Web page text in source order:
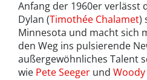
Anfang der 1960er verlässt
Dylan (Timothée Chalamet)
Minnesota und macht sich
den Weg ins pulsierende
außergewöhnliches Talent
wie Pete Seeger und